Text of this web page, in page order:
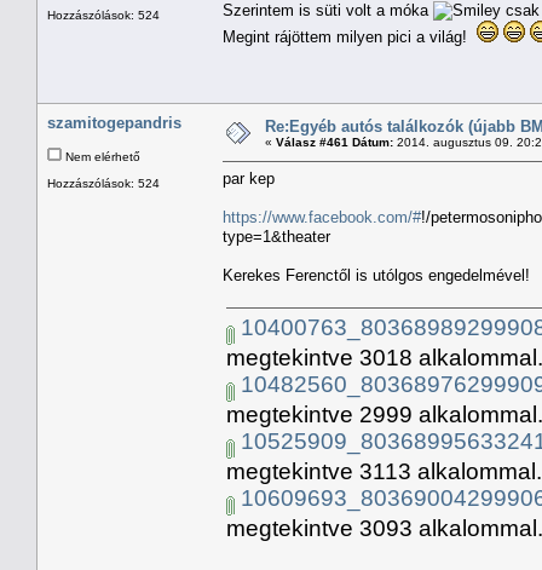
Hozzászólások: 524
Szerintem is süti volt a móka
Megint rájöttem milyen pici a világ!
szamitogepandris
Nem elérhető
Hozzászólások: 524
Re:Egyéb autós találkozók (újabb
« Válasz #461 Dátum: 2014. augusztus 09.
par kep
https://www.facebook.com/#!/
type=1&theater
Kerekes Ferenctől is utólgos engedelmével!
megtekintve 3018
megtekintve 2999
megtekintve 3113
megtekintve 3093